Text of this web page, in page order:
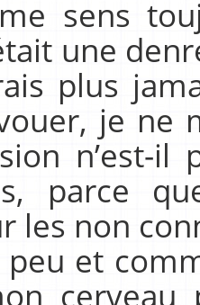
sens
une
plus
je ne
n’est-
parce
les non
et